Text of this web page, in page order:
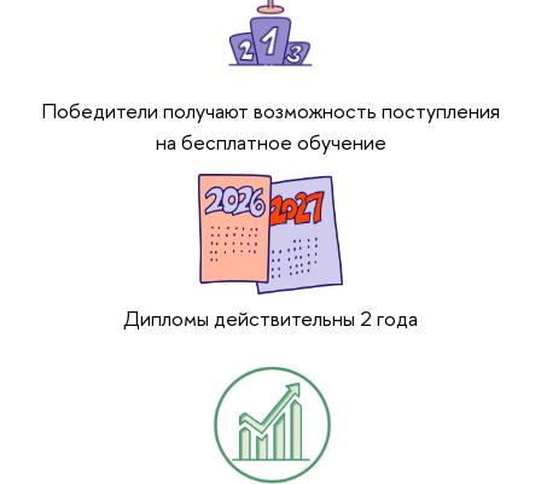
Победители получают возможность поступления
на бесплатное обучение
Дипломы действительны 2 года